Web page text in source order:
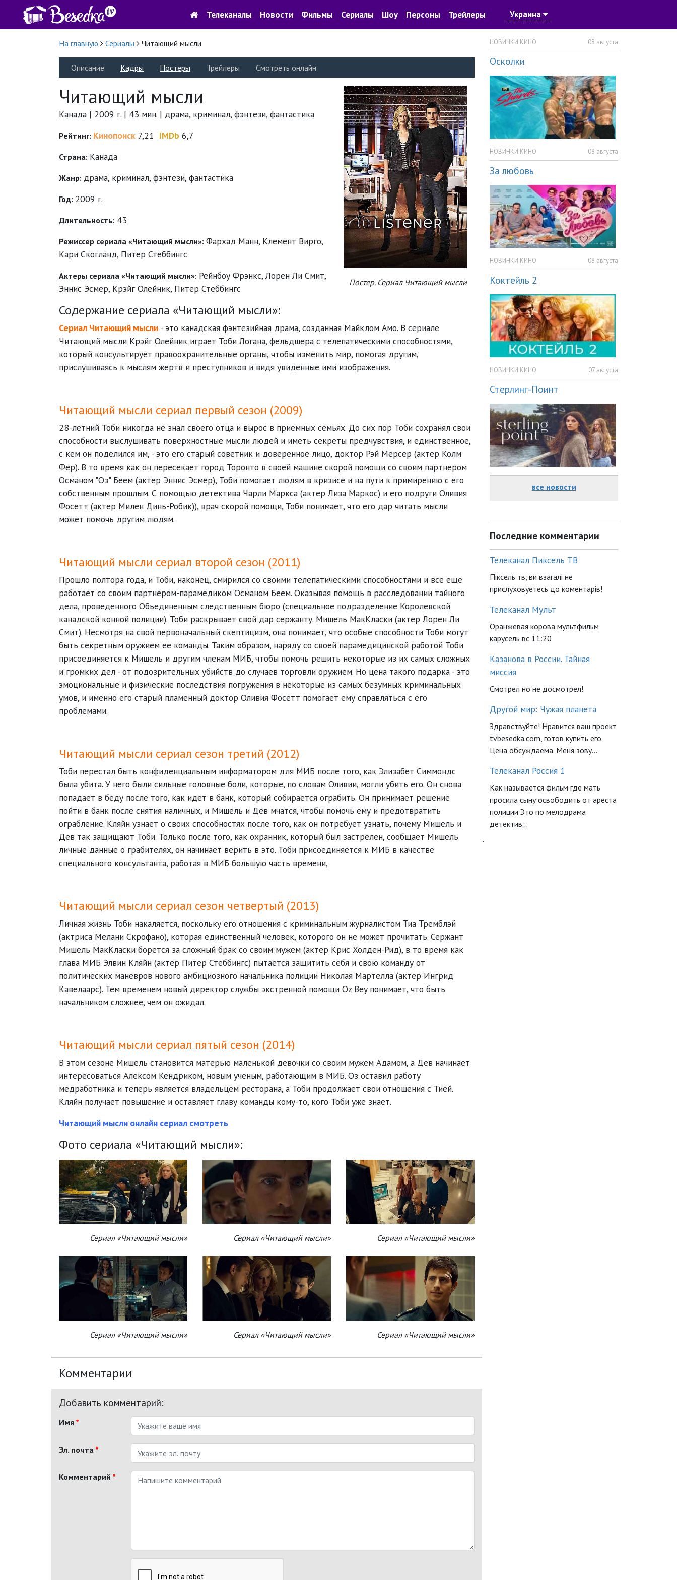
Телеканалы Новости Фильмы Сериалы Шоу Персоны Трейлеры Украина
На главную Сериалы Читающий мысли
Описание Кадры Постеры Трейлеры Смотреть онлайн
Постер. Сериал Читающий мысли
Читающий мысли
Канада | 2009 г. | 43 мин. | драма, криминал, фэнтези, фантастика
Рейтинг: Кинопоиск 7,21 IMDb 6,7
Страна: Канада
Жанр: драма, криминал, фэнтези, фантастика
Год: 2009 г.
Длительность: 43
Режиссер сериала «Читающий мысли»: Фархад Манн, Клемент Вирго,
Кари Скогланд, Питер Стеббингс
Актеры сериала «Читающий мысли»: Рейнбоу Фрэнкс, Лорен Ли Смит,
Эннис Эсмер, Крэйг Олейник, Питер Стеббингс
Содержание сериала «Читающий мысли»:
Сериал Читающий мысли - это канадская фэнтезийная драма, созданная Майклом Амо. В сериале
Читающий мысли Крэйг Олейник играет Тоби Логана, фельдшера с телепатическими способностями,
который консультирует правоохранительные органы, чтобы изменить мир, помогая другим,
прислушиваясь к мыслям жертв и преступников и видя увиденные ими изображения.
Читающий мысли сериал первый сезон (2009)
28-летний Тоби никогда не знал своего отца и вырос в приемных семьях. До сих пор Тоби сохранял свои
способности выслушивать поверхностные мысли людей и иметь секреты предчувствия, и единственное,
с кем он поделился им, - это его старый советник и доверенное лицо, доктор Рэй Мерсер (актер Колм
Фер). В то время как он пересекает город Торонто в своей машине скорой помощи со своим партнером
Османом "Оз" Беем (актер Эннис Эсмер), Тоби помогает людям в кризисе и на пути к примирению с его
собственным прошлым. С помощью детектива Чарли Маркса (актер Лиза Маркос) и его подруги Оливия
Фосетт (актер Милен Динь-Робик)), врач скорой помощи, Тоби понимает, что его дар читать мысли
может помочь другим людям.
Читающий мысли сериал второй сезон (2011)
Прошло полтора года, и Тоби, наконец, смирился со своими телепатическими способностями и все еще
работает со своим партнером-парамедиком Османом Беем. Оказывая помощь в расследовании тайного
дела, проведенного Объединенным следственным бюро (специальное подразделение Королевской
канадской конной полиции). Тоби раскрывает свой дар сержанту. Мишель МакКласки (актер Лорен Ли
Смит). Несмотря на свой первоначальный скептицизм, она понимает, что особые способности Тоби могут
быть секретным оружием ее команды. Таким образом, наряду со своей парамедицинской работой Тоби
присоединяется к Мишель и другим членам МИБ, чтобы помочь решить некоторые из их самых сложных
и громких дел - от подозрительных убийств до случаев торговли оружием. Но цена такого подарка - это
эмоциональные и физические последствия погружения в некоторые из самых безумных криминальных
умов, и именно его старый пламенный доктор Оливия Фосетт помогает ему справляться с его
проблемами.
Читающий мысли сериал сезон третий (2012)
Тоби перестал быть конфиденциальным информатором для МИБ после того, как Элизабет Симмондс
была убита. У него были сильные головные боли, которые, по словам Оливии, могли убить его. Он снова
попадает в беду после того, как идет в банк, который собирается ограбить. Он принимает решение
пойти в банк после снятия наличных, и Мишель и Дев мчатся, чтобы помочь ему и предотвратить
ограбление. Кляйн узнает о своих способностях после того, как он потребует узнать, почему Мишель и
Дев так защищают Тоби. Только после того, как охранник, который был застрелен, сообщает Мишель
личные данные о грабителях, он начинает верить в это. Тоби присоединяется к МИБ в качестве
специального консультанта, работая в МИБ большую часть времени,
Читающий мысли сериал сезон четвертый (2013)
Личная жизнь Тоби накаляется, поскольку его отношения с криминальным журналистом Тиа Тремблэй
(актриса Мелани Скрофано), которая единственный человек, которого он не может прочитать. Сержант
Мишель МакКласки борется за сложный брак со своим мужем (актер Крис Холден-Рид), в то время как
глава МИБ Элвин Кляйн (актер Питер Стеббингс) пытается защитить себя и свою команду от
политических маневров нового амбициозного начальника полиции Николая Мартелла (актер Ингрид
Кавелаарс). Тем временем новый директор службы экстренной помощи Oz Bey понимает, что быть
начальником сложнее, чем он ожидал.
Читающий мысли сериал пятый сезон (2014)
В этом сезоне Мишель становится матерью маленькой девочки со своим мужем Адамом, а Дев начинает
интересоваться Алексом Кендриком, новым ученым, работающим в МИБ. Оз оставил работу
медработника и теперь является владельцем ресторана, а Тоби продолжает свои отношения с Тией.
Кляйн получает повышение и оставляет главу команды кому-то, кого Тоби уже знает.
Читающий мысли онлайн сериал смотреть
Фото сериала «Читающий мысли»:
Сериал «Читающий мысли» Сериал «Читающий мысли» Сериал «Читающий мысли»
Сериал «Читающий мысли» Сериал «Читающий мысли» Сериал «Читающий мысли»
Комментарии
Добавить комментарий:
Имя *
Эл. почта *
Комментарий *
НОВИНКИ КИНО 08 августа
Осколки
НОВИНКИ КИНО 08 августа
За любовь
НОВИНКИ КИНО 08 августа
Коктейль 2
НОВИНКИ КИНО 07 августа
Стерлинг-Поинт
все новости
Последние комментарии
Телеканал Пиксель ТВ
Піксель тв, ви взагалі не
прислуховуетесь до коментарів!
Телеканал Мульт
Оранжевая корова мультфильм
карусель вс 11:20
Казанова в России. Тайная
миссия
Смотрел но не досмотрел!
Другой мир: Чужая планета
Здравствуйте! Нравится ваш проект
tvbesedka.com, готов купить его.
Цена обсуждаема. Меня зову...
Телеканал Россия 1
Как называется фильм где мать
просила сыну освободить от ареста
полиции Это по мелодрама
детектив...
`